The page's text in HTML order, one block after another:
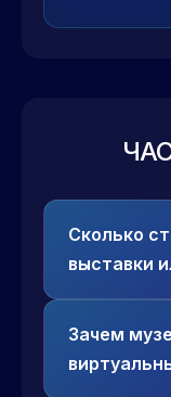
Сколько
выставки
Зачем